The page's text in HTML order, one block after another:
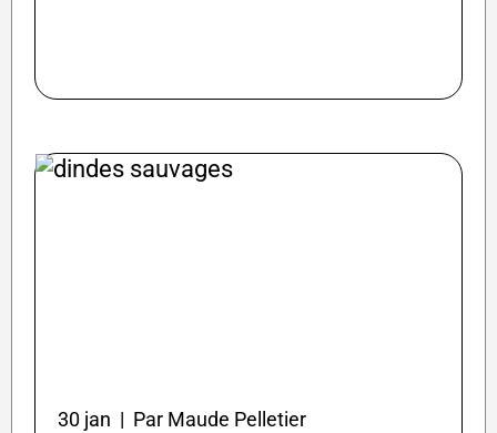
30 jan | Par Maude Pelletier